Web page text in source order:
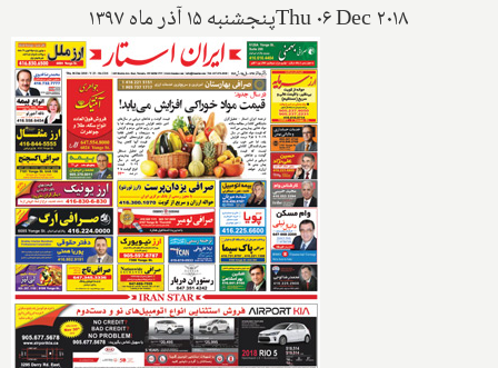
پنجشنبه ۱۵ آذر ماه ۱۳۹۷Thu ۰۶ Dec ۲۰۱۸